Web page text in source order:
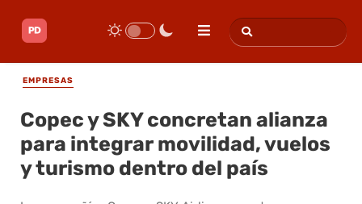
EMPRESAS
Copec y SKY concretan alianza
para integrar movilidad, vuelos
y turismo dentro del país